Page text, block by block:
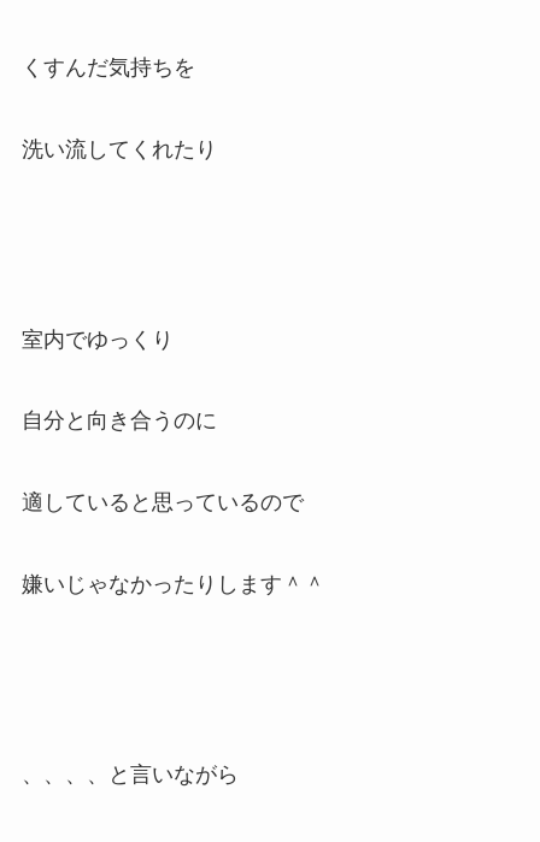
くすんだ気持ちを
洗い流してくれたり
室内でゆっくり
自分と向き合うのに
適していると思っているので
嫌いじゃなかったりします＾＾
、、、、と言いながら